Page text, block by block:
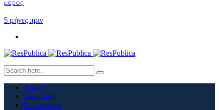
μέρος
5 μήνες πριν
Αρχική
Ταυτότητα
Επικοινωνία